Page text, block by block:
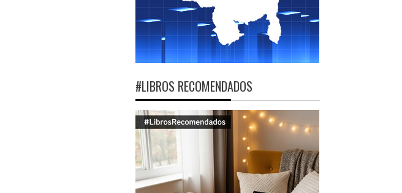
#LIBROS RECOMENDADOS